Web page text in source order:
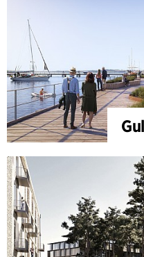
Arbejdspladser,
synergier for
og beboere. Blandingen af
Backe bringer liv til
fokus på stuetager fulde af
funktionerne strategisk
Östra Sala Backe skal være
tryghed. I stueplan findes
udeservering, børnehave
På vej ind til Uppsala bliver
del af en sekvens, der